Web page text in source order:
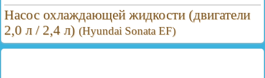
Насос охлаждающей жидкости (двигатели
2,0 л / 2,4 л) (Hyundai Sonata EF)